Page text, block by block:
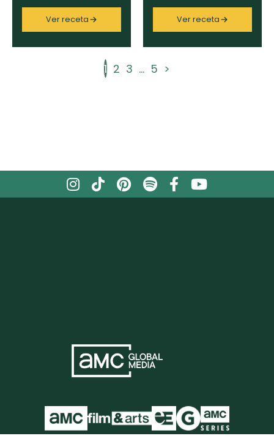
Ver receta Ver receta
1 2 3 ... 5 >